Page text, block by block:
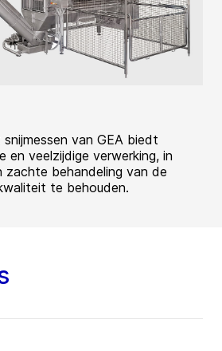
van GEA biedt
en veelzijdige verwerking, in
zachte behandeling van de
te behouden.